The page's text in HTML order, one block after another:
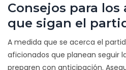
Consejos para
que sigan el
A medida que se acerca el
aficionados que planean seguir
preparen con anticipación.